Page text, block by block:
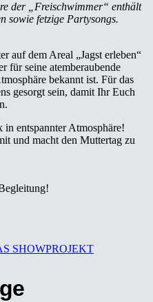
der „Freischwimmer“ enthält
sowie fetzige Partysongs.
auf dem Areal „Jagst erleben“
für seine atemberaubende
bekannt ist. Für das
gesorgt sein, damit Ihr Euch
entspannter Atmosphäre!
und macht den Muttertag zu
SHOWPROJEKT